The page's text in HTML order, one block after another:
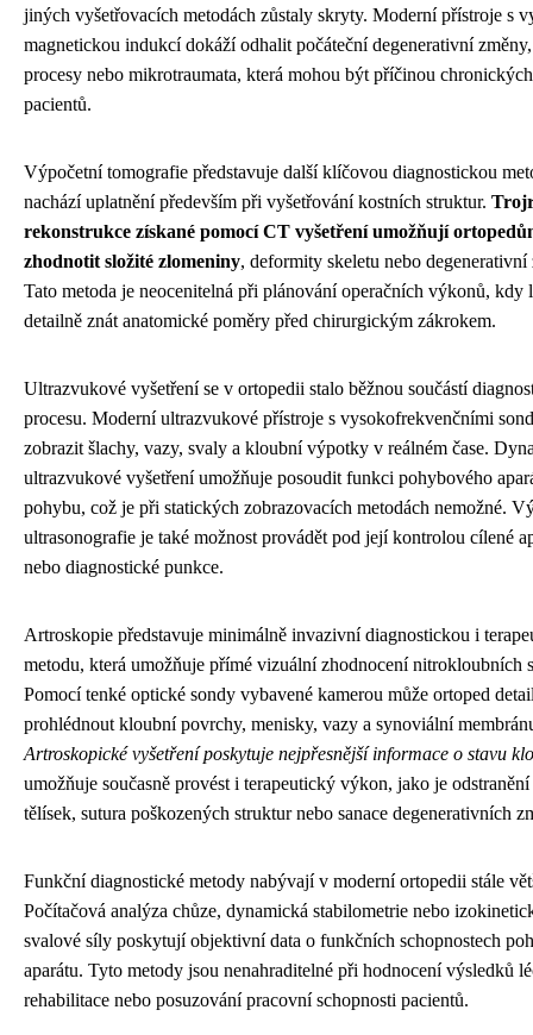
jiných vyšetřovacích metodách zůstaly skryty. Moderní přístroje s
magnetickou indukcí dokáží odhalit počáteční degenerativní
procesy nebo mikrotraumata, která mohou být příčinou
pacientů.
Výpočetní tomografie představuje další klíčovou diagnostickou
nachází uplatnění především při vyšetřování kostních struktur.
rekonstrukce získané pomocí CT vyšetření umožňují
zhodnotit složité zlomeniny, deformity skeletu nebo
Tato metoda je neocenitelná při plánování operačních výkonů, kdy
detailně znát anatomické poměry před chirurgickým zákrokem.
Ultrazvukové vyšetření se v ortopedii stalo běžnou součástí
procesu. Moderní ultrazvukové přístroje s vysokofrekvenčními
zobrazit šlachy, vazy, svaly a kloubní výpotky v reálném čase.
ultrazvukové vyšetření umožňuje posoudit funkci pohybového
pohybu, což je při statických zobrazovacích metodách nemožné.
ultrasonografie je také možnost provádět pod její kontrolou cílené
nebo diagnostické punkce.
Artroskopie představuje minimálně invazivní diagnostickou i
metodu, která umožňuje přímé vizuální zhodnocení nitrokloubních
Pomocí tenké optické sondy vybavené kamerou může ortoped
prohlédnout kloubní povrchy, menisky, vazy a synoviální
Artroskopické vyšetření poskytuje nejpřesnější informace o stavu
umožňuje současně provést i terapeutický výkon, jako je
tělísek, sutura poškozených struktur nebo sanace degenerativních
Funkční diagnostické metody nabývají v moderní ortopedii stále
Počítačová analýza chůze, dynamická stabilometrie nebo
svalové síly poskytují objektivní data o funkčních schopnostech
aparátu. Tyto metody jsou nenahraditelné při hodnocení výsledků
rehabilitace nebo posuzování pracovní schopnosti pacientů.